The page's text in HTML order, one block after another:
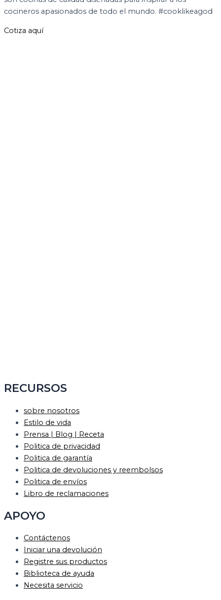
cocineros apasionados de todo el mundo. #cooklikeagod
Cotiza aquí
RECURSOS
sobre nosotros
Estilo de vida
Prensa | Blog | Receta
Politica de privacidad
Politica de garantía
Politica de devoluciones y reembolsos
Politica de envíos
Libro de reclamaciones
APOYO
Contáctenos
Iniciar una devolución
Registre sus productos
Biblioteca de ayuda
Necesita servicio